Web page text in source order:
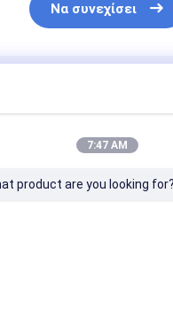
Να συνεχίσει
Προϊόντα
7:47 AM
product are you looking for?